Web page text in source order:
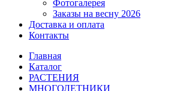
Фотогалерея
Заказы на весну 2026
Доставка и оплата
Контакты
Главная
Каталог
РАСТЕНИЯ
МНОГОЛЕТНИКИ